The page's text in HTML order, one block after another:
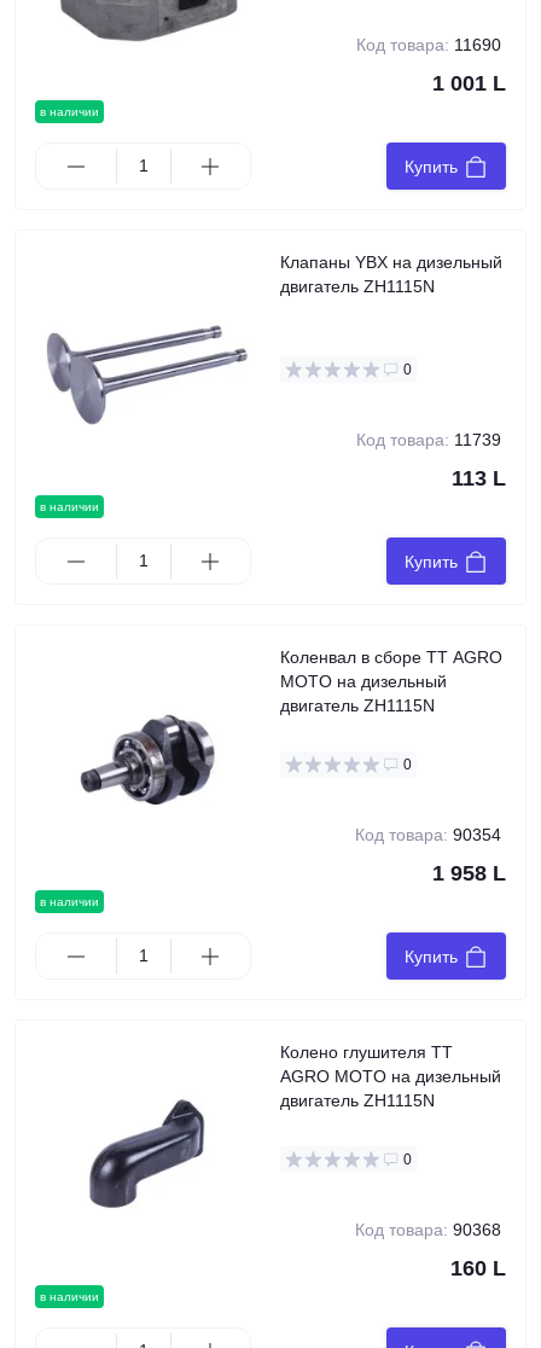
в наличии
Код товара: 11690
1 001 L
Купить
в наличии
Клапаны YBX на дизельный
двигатель ZH1115N
0
Код товара: 11739
113 L
Купить
в наличии
Коленвал в сборе TT AGRO
MOTO на дизельный
двигатель ZH1115N
0
Код товара: 90354
1 958 L
Купить
в наличии
Колено глушителя TT
AGRO MOTO на дизельный
двигатель ZH1115N
0
Код товара: 90368
160 L